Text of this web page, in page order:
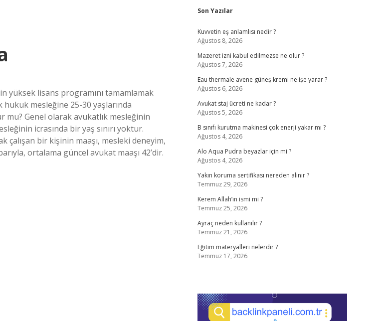
yüksek lisans programını tamamlamak
hukuk mesleğine 25-30 yaşlarında
mu? Genel olarak avukatlık mesleğinin
icrasında bir yaş sınırı yoktur.
çalışan bir kişinin maaşı, mesleki deneyim,
ortalama güncel avukat maaşı 42’dir.
Sidebar
Son Yazılar
Kuvvetin eş anlamlısı nedir ?
Ağustos 8, 2026
Mazeret izni kabul edilmezse ne olur ?
Ağustos 7, 2026
Eau thermale avene güneş kremi ne işe yarar ?
Ağustos 6, 2026
Avukat staj ücreti ne kadar ?
Ağustos 5, 2026
B sınıfı kurutma makinesi çok enerji yakar mı ?
Ağustos 4, 2026
Alo Aqua Pudra beyazlar için mi ?
Ağustos 4, 2026
Yakın koruma sertifikası nereden alınır ?
Temmuz 29, 2026
Kerem Allah’ın ismi mi ?
Temmuz 25, 2026
Ayraç neden kullanılır ?
Temmuz 21, 2026
Eğitim materyalleri nelerdir ?
Temmuz 17, 2026